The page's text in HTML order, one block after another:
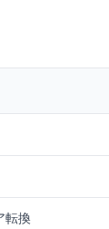
転換